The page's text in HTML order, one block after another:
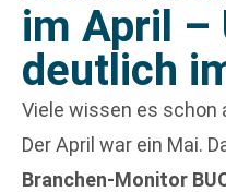
im April –
deutlich
Viele wissen es schon
Der April war ein Mai.
Branchen-Monitor